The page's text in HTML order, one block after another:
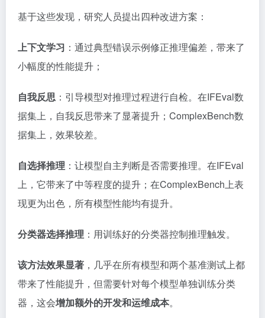
基于这些发现，研究人员提出四种改进方案：
上下文学习 ：通过典型错误示例修正推理偏差，带来了
小幅度的性能提升；
自我反思 ：引导模型对推理过程进行自检。在IFEval数
据集上，自我反思带来了显著提升；ComplexBench数
据集上，效果较差。
自选择推理 ：让模型自主判断是否需要推理。在IFEval
上，它带来了中等程度的提升；在ComplexBench上表
现更为出色，所有模型性能均有提升。
分类器选择推理 ：用训练好的分类器控制推理触发。
该方法效果显著 ，几乎在所有模型和两个基准测试上都
带来了性能提升，但需要针对每个模型单独训练分类
器，这会增加额外的开发和运维成本。